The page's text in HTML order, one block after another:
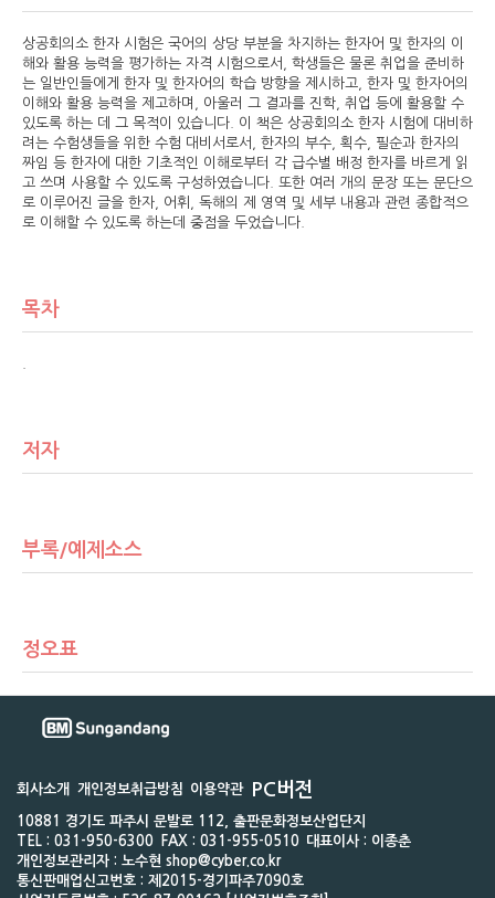
상공회의소 한자 시험은 국어의 상당 부분을 차지하는 한자어 및 한자의 이
해와 활용 능력을 평가하는 자격 시험으로서, 학생들은 물론 취업을 준비하
는 일반인들에게 한자 및 한자어의 학습 방향을 제시하고, 한자 및 한자어의
이해와 활용 능력을 제고하며, 아울러 그 결과를 진학, 취업 등에 활용할 수
있도록 하는 데 그 목적이 있습니다. 이 책은 상공회의소 한자 시험에 대비하
려는 수험생들을 위한 수험 대비서로서, 한자의 부수, 획수, 필순과 한자의
짜임 등 한자에 대한 기초적인 이해로부터 각 급수별 배정 한자를 바르게 읽
고 쓰며 사용할 수 있도록 구성하였습니다. 또한 여러 개의 문장 또는 문단으
로 이루어진 글을 한자, 어휘, 독해의 제 영역 및 세부 내용과 관련 종합적으
로 이해할 수 있도록 하는데 중점을 두었습니다.
목차
저자
부록/예제소스
정오표
회사소개 개인정보취급방침 이용약관 PC버전
10881 경기도 파주시 문발로 112, 출판문화정보산업단지
TEL : 031-950-6300
FAX : 031-955-0510
대표이사 : 이종춘
개인정보관리자 : 노수현 shop@cyber.co.kr
통신판매업신고번호 : 제2015-경기파주7090호